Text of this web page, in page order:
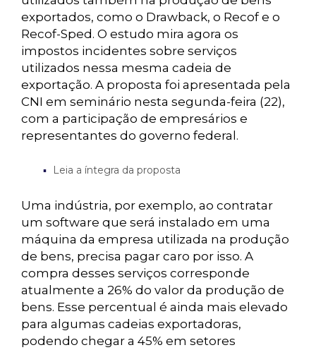
exportados, como o Drawback, o Recof e o
Recof-Sped. O estudo mira agora os
impostos incidentes sobre serviços
utilizados nessa mesma cadeia de
exportação. A proposta foi apresentada pela
CNI em seminário nesta segunda-feira (22),
com a participação de empresários e
representantes do governo federal.
Leia a íntegra da proposta
Uma indústria, por exemplo, ao contratar
um software que será instalado em uma
máquina da empresa utilizada na produção
de bens, precisa pagar caro por isso. A
compra desses serviços corresponde
atualmente a 26% do valor da produção de
bens. Esse percentual é ainda mais elevado
para algumas cadeias exportadoras,
podendo chegar a 45% em setores